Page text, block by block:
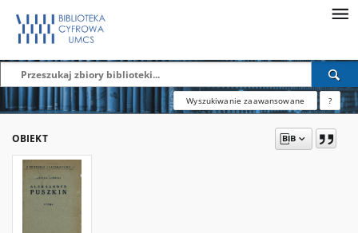
Wyszukiwanie zaawansowane ?
OBIEKT